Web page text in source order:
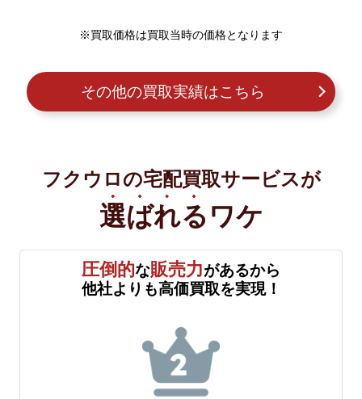
※買取価格は買取当時の価格となります
その他の買取実績はこちら
フクウロの宅配買取サービスが
選ばれる ワケ
圧倒的な販売力があるから
他社よりも高価買取を実現！